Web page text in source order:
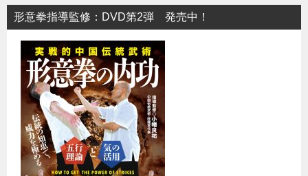
形意拳指導監修：DVD第2弾 発売中！